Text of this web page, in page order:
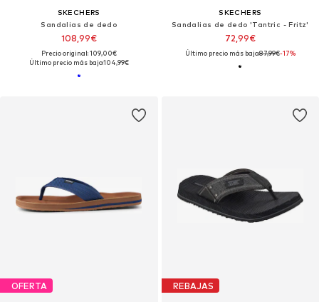
SKECHERS
Sandalias de dedo
108,99€
Precio original: 109,00€
Último precio más bajo:104,99€
SKECHERS
Sandalias de dedo 'Tantric - Fritz'
72,99€
Último precio más bajo:87,99€-17%
OFERTA REBAJAS